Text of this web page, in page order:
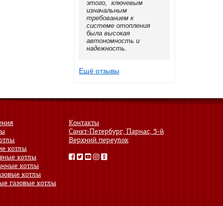
этого, ключевым
изначальным
требованием к
системе отопления
была высокая
автономность и
надежность.
Ещё отзывы
котлы
котлы
котлы
котлы
газовые котлы
Контакты
Санкт-Петербург, Парнас, 3-й
Верхний переулок